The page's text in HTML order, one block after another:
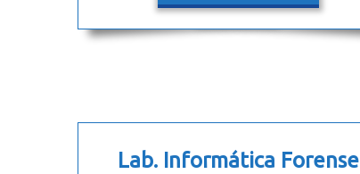
Lab. Informática Forense